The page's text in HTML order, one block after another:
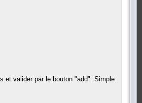
et valider par le bouton "add". Simple